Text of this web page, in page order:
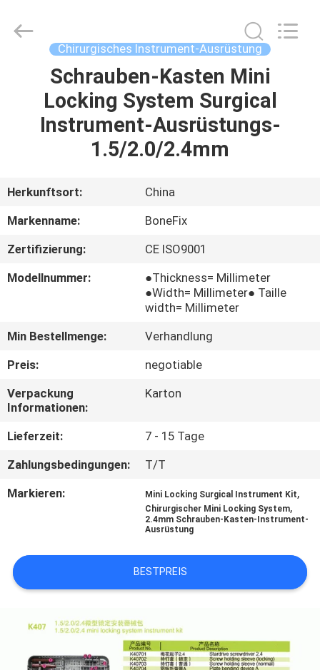
HAUS
PRODUKTE
UNS
AUSFLUG
QUALITÄTSKONTROLLE
SIE
MIT
UNS
VERBINDUNG
EIN
ZITAT
SITEMAP
Copyright
science&technology
Chirurgisches Instrument-Ausrüstung
Schrauben-Kasten Mini
Locking System Surgical
Instrument-Ausrüstungs-
1.5/2.0/2.4mm
Herkunftsort:
China
Markenname:
BoneFix
Zertifizierung:
CE ISO9001
Modellnummer:
●Thickness= Millimeter
●Width= Millimeter● Taille
width= Millimeter
Min Bestellmenge:
Verhandlung
Preis:
negotiable
Verpackung
Informationen:
Karton
Lieferzeit:
7 - 15 Tage
Zahlungsbedingungen:
T/T
Markieren:
Mini Locking Surgical Instrument Kit,
Chirurgischer Mini Locking System,
2.4mm Schrauben-Kasten-Instrument-
Ausrüstung
BESTPREIS